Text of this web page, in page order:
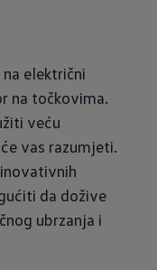
električni
na točkovima.
veću
vas razumjeti.
da dožive
ubrzanja i